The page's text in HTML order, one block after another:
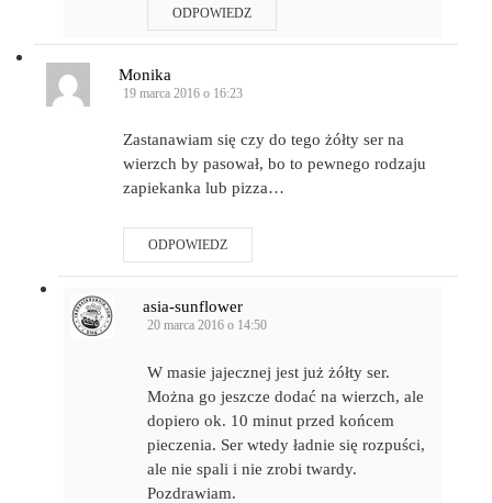
ODPOWIEDZ
Monika
19 marca 2016 o 16:23
Zastanawiam się czy do tego żółty ser na
wierzch by pasował, bo to pewnego rodzaju
zapiekanka lub pizza…
ODPOWIEDZ
asia-sunflower
20 marca 2016 o 14:50
W masie jajecznej jest już żółty ser.
Można go jeszcze dodać na wierzch, ale
dopiero ok. 10 minut przed końcem
pieczenia. Ser wtedy ładnie się rozpuści,
ale nie spali i nie zrobi twardy.
Pozdrawiam.